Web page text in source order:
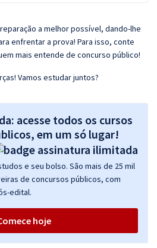
a melhor possível, dando-lhe
enfrentar a prova! Para isso, conte
mais entende de concurso público!
Vamos estudar juntos?
acesse todos os cursos
em um só lugar!
e seu bolso. São mais de 25 mil
de concursos públicos, com
edital.
hoje